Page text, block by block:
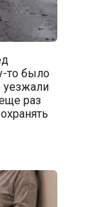
то было
уезжали
раз